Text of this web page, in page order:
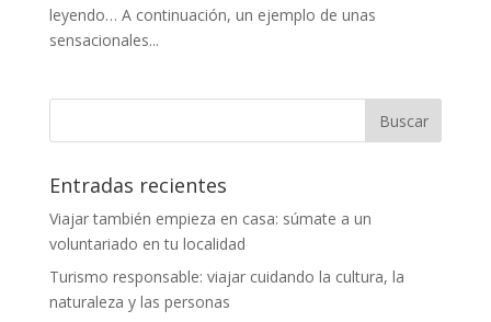
leyendo… A continuación, un ejemplo de unas
sensacionales...
Entradas recientes
Viajar también empieza en casa: súmate a un
voluntariado en tu localidad
Turismo responsable: viajar cuidando la cultura, la
naturaleza y las personas